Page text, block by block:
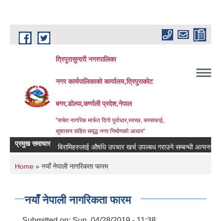
Skip to main content
त्रिपुरासुन्दरी नगरपालिका
नगर कार्यपालिकाको कार्यालय,त्रिपुराकोट
बगर,डोल्पा,कर्णाली प्रदेश,नेपाल
"सचेत नागरिक मार्फत दिगो पुर्वाधार,स्वच्छ, सरसफाई,
सुशासन सहित समृद्ध नगर निर्माणको आधार"
प्रमुख समाचारबिरामिहरुलाई ‍‌औषधि उपचार खर्च उपल्बध गराउने सम्बन्धी अत्यन्त जरुरी
You are here
Home » नयाँ नेपाली नागरिकता फारम
नयाँ नेपाली नागरिकता फारम